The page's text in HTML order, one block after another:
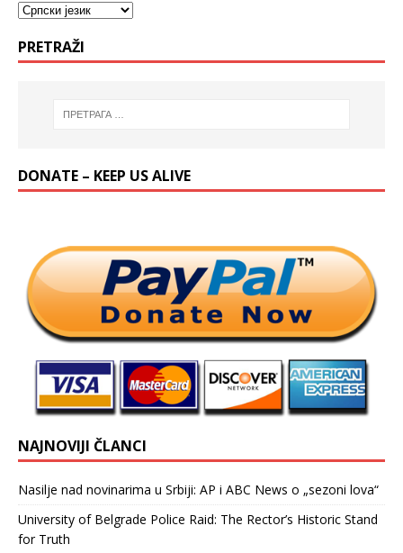
PRETRAŽI
DONATE – KEEP US ALIVE
NAJNOVIJI ČLANCI
Nasilje nad novinarima u Srbiji: AP i ABC News o „sezoni lova“
University of Belgrade Police Raid: The Rector’s Historic Stand
for Truth